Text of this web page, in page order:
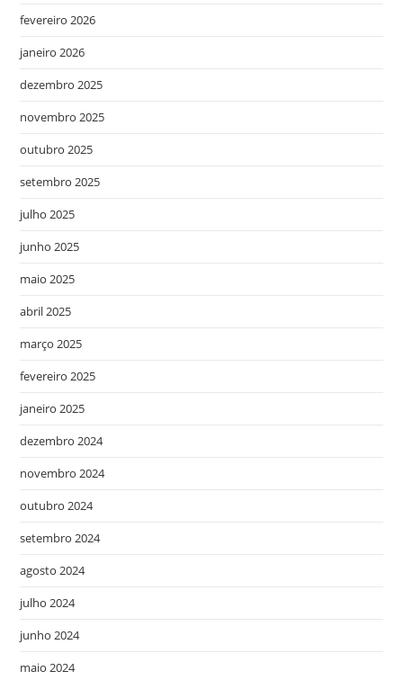
fevereiro 2026
janeiro 2026
dezembro 2025
novembro 2025
outubro 2025
setembro 2025
julho 2025
junho 2025
maio 2025
abril 2025
março 2025
fevereiro 2025
janeiro 2025
dezembro 2024
novembro 2024
outubro 2024
setembro 2024
agosto 2024
julho 2024
junho 2024
maio 2024